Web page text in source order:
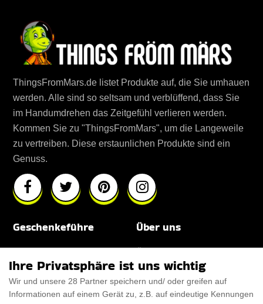
ThingsFromMars.de listet Produkte auf, die Sie umhauen
werden. Alle sind so seltsam und verblüffend, dass Sie
im Handumdrehen das Zeitgefühl verlieren werden.
Kommen Sie zu "ThingsFromMars", um die Langeweile
zu vertreiben. Diese erstaunlichen Produkte sind ein
Genuss.
Geschenkeführe
Für Haustiere
Über uns
Rabattcode
Ihre Privatsphäre ist uns wichtig
Wir und unsere 28 Partner speichern und/ oder greifen auf
Informationen auf einem Gerät zu, z.B. auf eindeutige Kennungen